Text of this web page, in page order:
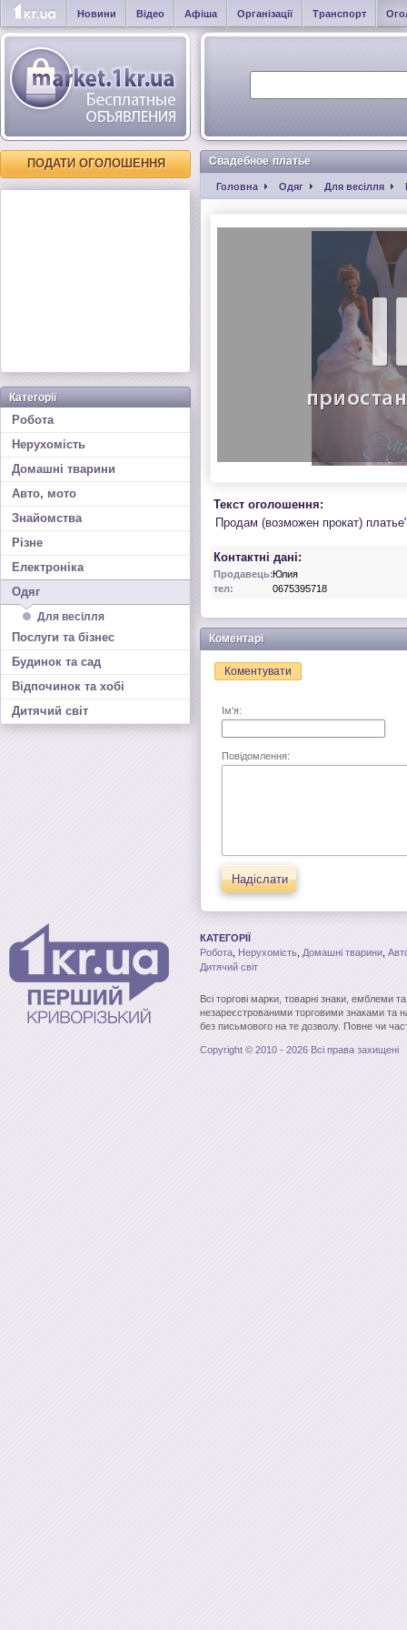
Новини Відео Афіша Організації Транспорт
ПОДАТИ ОГОЛОШЕННЯ
Категорії
Робота
Нерухомість
Домашні тварини
Авто, мото
Знайомства
Різне
Електроніка
Одяг
Для весілля
Послуги та бізнес
Будинок та сад
Відпочинок та хобі
Дитячий світ
Свадебное платье
Головна Одяг Для весілля
Текст оголошення:
Продам (возможен прокат)
Контактні дані:
Продавець:Юлия
тел:
0675395718
Коментарі
Коментувати
Ім'я:
Повідомлення:
Надіслати
КАТЕГОРІЇ
Робота Нерухомість Домашні тварини
Дитячий світ
Всі торгові марки, товарні знаки, емблеми
незареєстрованими торговими знаками та
без письмового на те дозволу. Повне чи
Copyright © 2010 - 2026 Всі права захищені